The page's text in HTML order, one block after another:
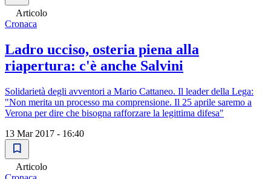
Articolo
Cronaca
Ladro ucciso, osteria piena alla
riapertura: c'è anche Salvini
Solidarietà degli avventori a Mario Cattaneo. Il leader della Lega:
"Non merita un processo ma comprensione. Il 25 aprile saremo a
Verona per dire che bisogna rafforzare la legittima difesa"
13 Mar 2017 - 16:40
Articolo